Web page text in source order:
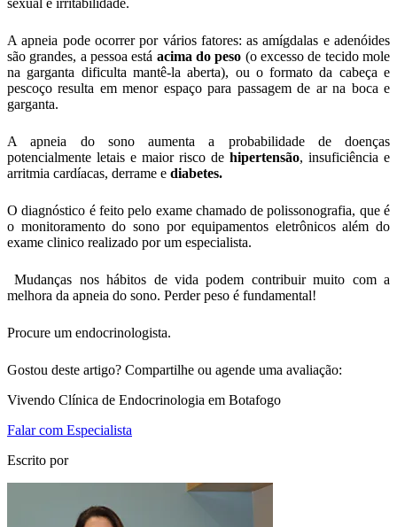
A apneia pode ocorrer por vários fatores: as amígdalas e adenóides
são grandes, a pessoa está acima do peso (o excesso de tecido mole
na garganta dificulta mantê-la aberta), ou o formato da cabeça e
pescoço resulta em menor espaço para passagem de ar na boca e
garganta.
A apneia do sono aumenta a probabilidade de doenças
potencialmente letais e maior risco de hipertensão, insuficiência e
arritmia cardíacas, derrame e diabetes.
O diagnóstico é feito pelo exame chamado de polissonografia, que é
o monitoramento do sono por equipamentos eletrônicos além do
exame clinico realizado por um especialista.
Mudanças nos hábitos de vida podem contribuir muito com a
melhora da apneia do sono. Perder peso é fundamental!
Procure um endocrinologista.
Gostou deste artigo? Compartilhe ou agende uma avaliação:
Vivendo Clínica de Endocrinologia em Botafogo
Falar com Especialista
Escrito por